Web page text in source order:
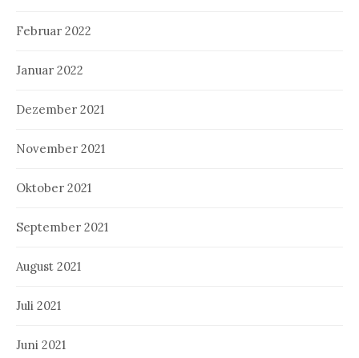
Februar 2022
Januar 2022
Dezember 2021
November 2021
Oktober 2021
September 2021
August 2021
Juli 2021
Juni 2021